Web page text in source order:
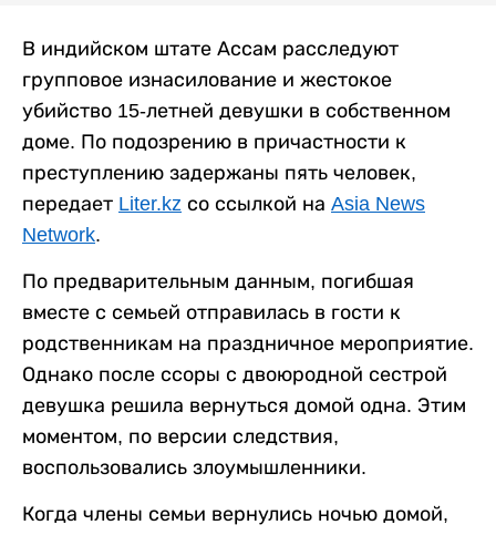
В индийском штате Ассам расследуют
групповое изнасилование и жестокое
убийство 15-летней девушки в собственном
доме. По подозрению в причастности к
преступлению задержаны пять человек,
передает Liter.kz со ссылкой на Asia News
Network.
По предварительным данным, погибшая
вместе с семьей отправилась в гости к
родственникам на праздничное мероприятие.
Однако после ссоры с двоюродной сестрой
девушка решила вернуться домой одна. Этим
моментом, по версии следствия,
воспользовались злоумышленники.
Когда члены семьи вернулись ночью домой,